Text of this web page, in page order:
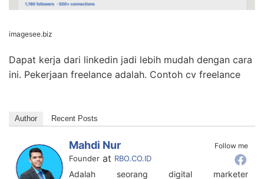
Pemasaran – IMAGESEE